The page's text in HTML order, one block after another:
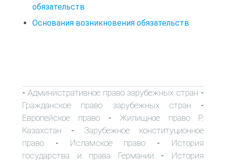
обязательств
Основания возникновения обязательств
- Административное право зарубежных стран -
Гражданское право зарубежных стран -
Европейское право - Жилищное право Р.
Казахстан - Зарубежное конституционное
право - Исламское право - История
государства и права Германии - История